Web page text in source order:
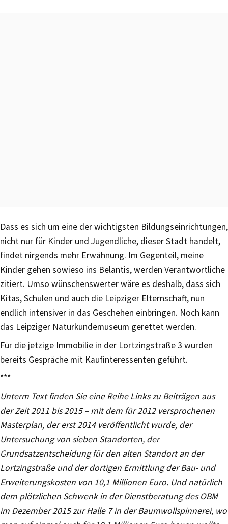
Dass es sich um eine der wichtigsten Bildungseinrichtungen,
nicht nur für Kinder und Jugendliche, dieser Stadt handelt,
findet nirgends mehr Erwähnung. Im Gegenteil, meine
Kinder gehen sowieso ins Belantis, werden Verantwortliche
zitiert. Umso wünschenswerter wäre es deshalb, dass sich
Kitas, Schulen und auch die Leipziger Elternschaft, nun
endlich intensiver in das Geschehen einbringen. Noch kann
das Leipziger Naturkundemuseum gerettet werden.
Für die jetzige Immobilie in der Lortzingstraße 3 wurden
bereits Gespräche mit Kaufinteressenten geführt.
***
Unterm Text finden Sie eine Reihe Links zu Beiträgen aus
der Zeit 2011 bis 2015 – mit dem für 2012 versprochenen
Masterplan, der erst 2014 veröffentlicht wurde, der
Untersuchung von sieben Standorten, der
Grundsatzentscheidung für den alten Standort an der
Lortzingstraße und der dortigen Ermittlung der Bau- und
Erweiterungskosten von 10,1 Millionen Euro. Und natürlich
dem plötzlichen Schwenk in der Dienstberatung des OBM
im Dezember 2015 zur Halle 7 in der Baumwollspinnerei, wo